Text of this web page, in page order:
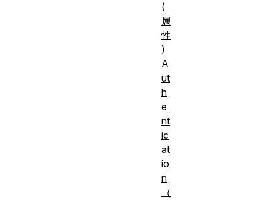
(
属
性
)
A
ut
h
e
nt
ic
at
io
n
（